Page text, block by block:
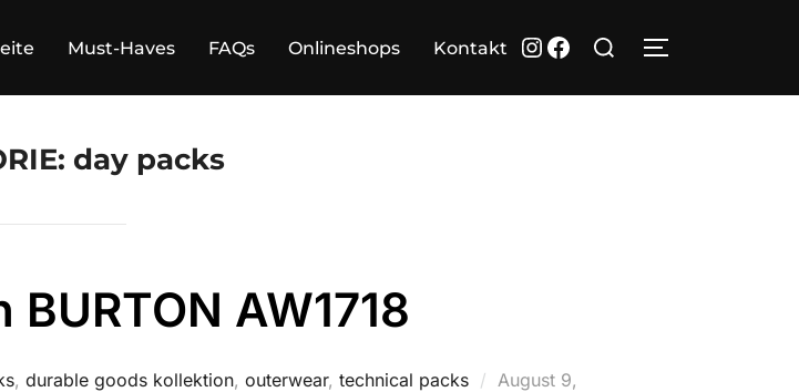
Must-Haves FAQs Onlineshops Kontakt Instagram
Facebook
Suchen
day packs
AW1718
, durable goods kollektion, outerwear, technical packs
Veröffentlicht
August 9,